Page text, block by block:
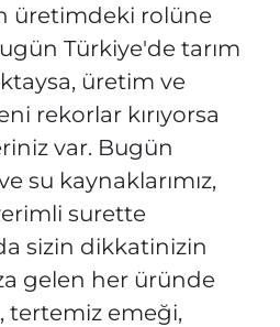
üretimdeki rolüne
Türkiye'de tarım
üretim ve
rekorlar kırıyorsa
var. Bugün
su kaynaklarımız,
surette
sizin dikkatinizin
gelen her üründe
tertemiz emeği,